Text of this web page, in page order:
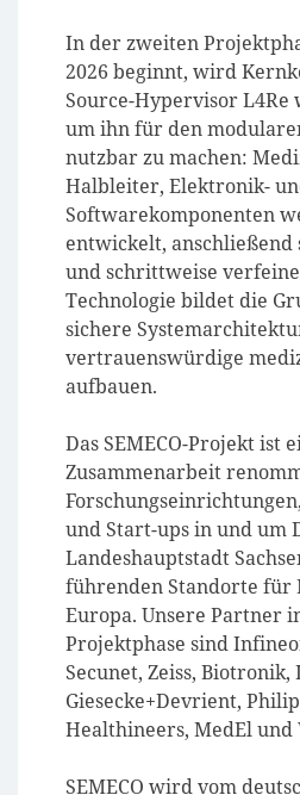
In der zweiten
2026 beginnt, wird
Source-Hypervisor
um ihn für den
nutzbar zu machen:
Halbleiter, Elektronik-
Softwarekomponenten
entwickelt,
und schrittweise
Technologie bildet die
sichere
vertrauenswürdige
aufbauen.
Das SEMECO-Projekt ist
Zusammenarbeit
und Start-ups in und um
Landeshauptstadt
führenden Standorte
Europa. Unsere Partner
Projektphase sind
Secunet, Zeiss, Biotronik,
Giesecke+Devrient,
Healthineers, MedEl und
SEMECO wird vom